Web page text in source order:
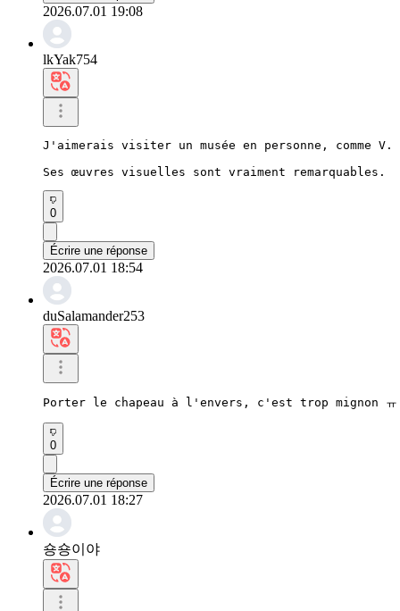
2026.07.01 19:08
lkYak754
J'aimerais visiter un musée en personne, comme V.
Ses œuvres visuelles sont vraiment remarquables.
0
Écrire une réponse
2026.07.01 18:54
duSalamander253
Porter le chapeau à l'envers, c'est trop mignon
0
Écrire une réponse
2026.07.01 18:27
숑숑이야